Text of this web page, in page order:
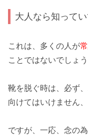
大人なら知って
これは、多くの人が
ことではないでしょ
靴を脱ぐ時は、必ず
向けてはいけません
ですが、一応、 念の為